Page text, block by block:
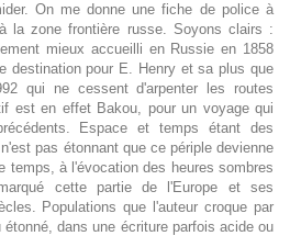
On me donne une fiche de police à
la zone frontière russe. Soyons clairs :
mieux accueilli en Russie en 1858
destination pour E. Henry et sa plus que
qui ne cessent d'arpenter les routes
est en effet Bakou, pour un voyage qui
Espace et temps étant des
pas étonnant que ce périple devienne
temps, à l'évocation des heures sombres
cette partie de l'Europe et ses
Populations que l'auteur croque par
dans une écriture parfois acide ou